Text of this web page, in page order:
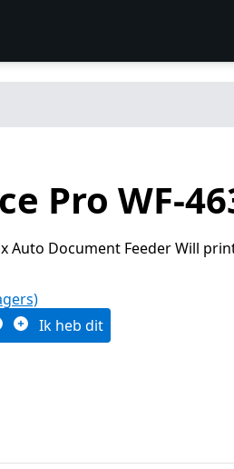
Pro WF-
Auto Document Feeder Will
Ik heb dit